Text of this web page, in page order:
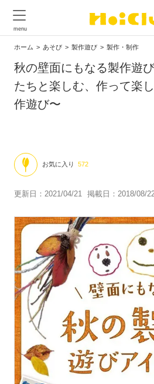
ホーム あそび 製作遊び 製作・制作
秋の壁面にもなる製作遊
たちと楽しむ、作って楽
作遊び〜
お気に入り 572
更新日：2021/04/21 掲載日：2018/08/